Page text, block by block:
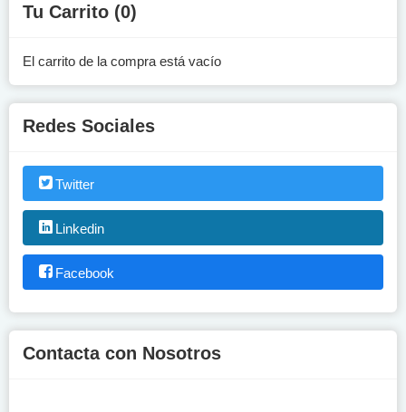
Tu Carrito (0)
El carrito de la compra está vacío
Redes Sociales
Twitter
Linkedin
Facebook
Contacta con Nosotros